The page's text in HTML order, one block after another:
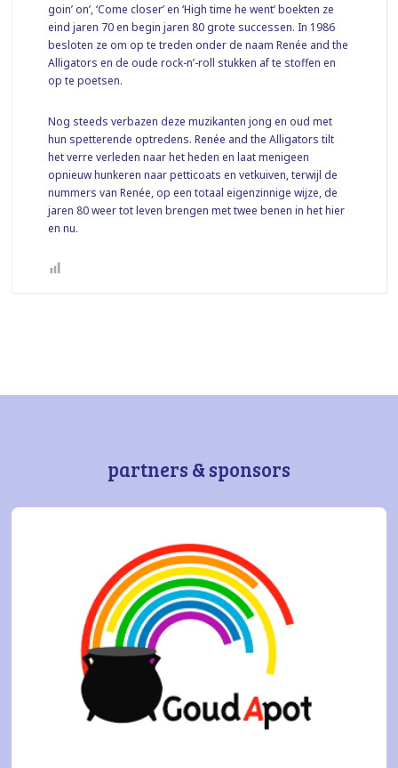
goin’ on’, ‘Come closer’ en ‘High time he went’ boekten ze
eind jaren 70 en begin jaren 80 grote successen. In 1986
besloten ze om op te treden onder de naam Renée and the
Alligators en de oude rock-n’-roll stukken af te stoffen en
op te poetsen.
Nog steeds verbazen deze muzikanten jong en oud met
hun spetterende optredens. Renée and the Alligators tilt
het verre verleden naar het heden en laat menigeen
opnieuw hunkeren naar petticoats en vetkuiven, terwijl de
nummers van Renée, op een totaal eigenzinnige wijze, de
jaren 80 weer tot leven brengen met twee benen in het hier
en nu.
partners & sponsors